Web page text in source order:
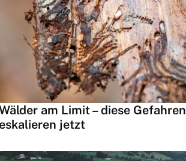
am Limit – diese Gefahren
jetzt